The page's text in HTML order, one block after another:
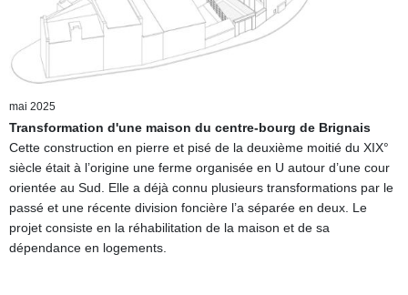
mai 2025
Transformation d'une maison du centre-bourg de Brignais
Cette construction en pierre et pisé de la deuxième moitié du XIX°
siècle était à l’origine une ferme organisée en U autour d’une cour
orientée au Sud. Elle a déjà connu plusieurs transformations par le
passé et une récente division foncière l’a séparée en deux. Le
projet consiste en la réhabilitation de la maison et de sa
dépendance en logements.